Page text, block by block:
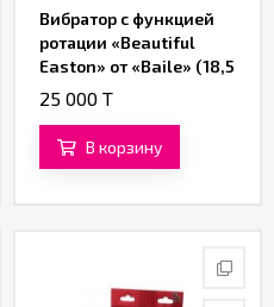
Вибратор с функцией
ротации «Beautiful
Easton» от «Baile» (18,5
см)
25 000 T
В корзину